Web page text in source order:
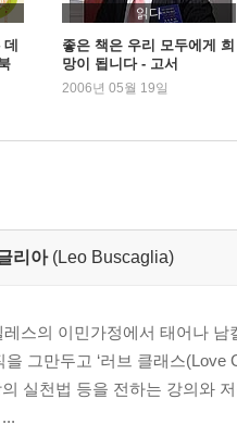
읽다
좋은 책은 우리 모두에게 희
망이 됩니다 - 고서
2006년 05월 19일
리아 (Leo Buscaglia)
레스의 이민가정에서 태어나
그만두고 ‘러브 클래스(Love
실천법 등을 전하는 강의와